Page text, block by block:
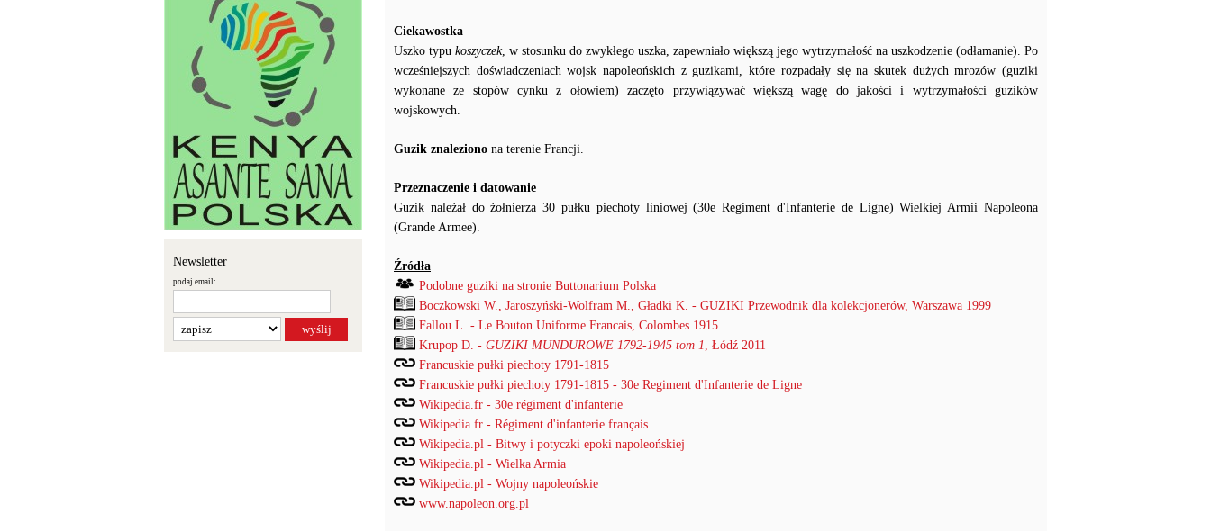
Newsletter
podaj email:
Ciekawostka
Uszko typu koszyczek, w stosunku do zwykłego uszka, zapewniało większą jego wytrzymałość na uszkodzenie (odłamanie). Po
wcześniejszych doświadczeniach wojsk napoleońskich z guzikami, które rozpadały się na skutek dużych mrozów (guziki
wykonane ze stopów cynku z ołowiem) zaczęto przywiązywać większą wagę do jakości i wytrzymałości guzików
wojskowych.
Guzik znaleziono na terenie Francji.
Przeznaczenie i datowanie
Guzik należał do żołnierza 30 pułku piechoty liniowej (30e Regiment d'Infanterie de Ligne) Wielkiej Armii Napoleona
(Grande Armee).
Źródła
Podobne guziki na stronie Buttonarium Polska
Boczkowski W., Jaroszyński-Wolfram M., Gładki K. - GUZIKI Przewodnik dla kolekcjonerów, Warszawa 1999
Fallou L. - Le Bouton Uniforme Francais, Colombes 1915
Krupop D. - GUZIKI MUNDUROWE 1792-1945 tom 1, Łódź 2011
Francuskie pułki piechoty 1791-1815
Francuskie pułki piechoty 1791-1815 - 30e Regiment d'Infanterie de Ligne
Wikipedia.fr - 30e régiment d'infanterie
Wikipedia.fr - Régiment d'infanterie français
Wikipedia.pl - Bitwy i potyczki epoki napoleońskiej
Wikipedia.pl - Wielka Armia
Wikipedia.pl - Wojny napoleońskie
www.napoleon.org.pl